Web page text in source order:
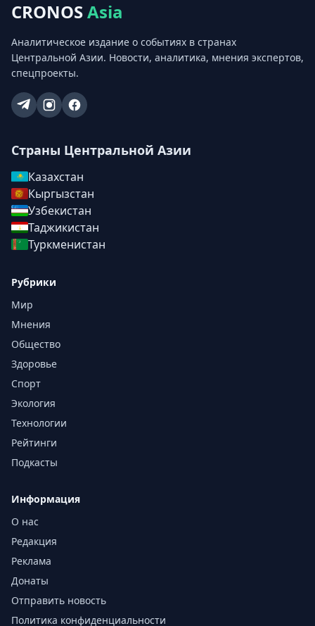
CRONOSAsia
Аналитическое издание о событиях в странах
Центральной Азии. Новости, аналитика, мнения экспертов,
спецпроекты.
Страны Центральной Азии
Казахстан
Кыргызстан
Узбекистан
Таджикистан
Туркменистан
Рубрики
Мир
Мнения
Общество
Здоровье
Спорт
Экология
Технологии
Рейтинги
Подкасты
Информация
О нас
Редакция
Реклама
Донаты
Отправить новость
Политика конфиденциальности